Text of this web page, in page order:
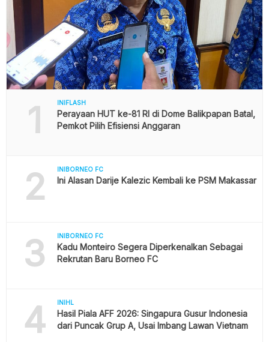
1 INIFLASH
Perayaan HUT ke-81 RI di Dome Balikpapan Batal,
Pemkot Pilih Efisiensi Anggaran
2 INIBORNEO FC
Ini Alasan Darije Kalezic Kembali ke PSM Makassar
3 INIBORNEO FC
Kadu Monteiro Segera Diperkenalkan Sebagai
Rekrutan Baru Borneo FC
4 INIHL
Hasil Piala AFF 2026: Singapura Gusur Indonesia
dari Puncak Grup A, Usai Imbang Lawan Vietnam